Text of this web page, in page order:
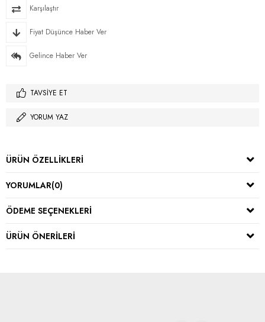
Karşılaştır
Fiyat Düşünce Haber Ver
Gelince Haber Ver
TAVSIYE ET
YORUM YAZ
ÜRÜN ÖZELLIKLERI
YORUMLAR(0)
ÖDEME SEÇENEKLERI
ÜRÜN ÖNERILERI